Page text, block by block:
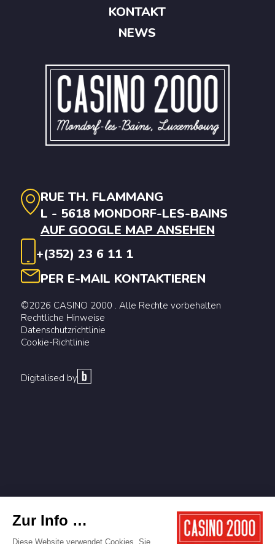
RUE TH. FLAMMANG
L - 5618 MONDORF-LES-BAINS
AUF GOOGLE MAP ANSEHEN
+(352) 23 6 11 1
PER E-MAIL KONTAKTIEREN
©2026 CASINO 2000 . Alle Rechte vorbehalten
Rechtliche Hinweise
Datenschutzrichtlinie
Cookie-Richtlinie
Digitalised by
KONTAKT
NEWS